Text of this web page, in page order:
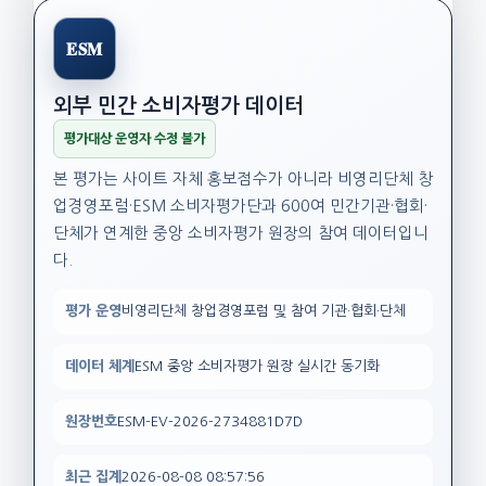
ESM
외부 민간 소비자평가 데이터
평가대상 운영자 수정 불가
본 평가는 사이트 자체 홍보점수가 아니라 비영리단체 창
업경영포럼·ESM 소비자평가단과 600여 민간기관·협회·
단체가 연계한 중앙 소비자평가 원장의 참여 데이터입니
다.
평가 운영비영리단체 창업경영포럼 및 참여 기관·협회·단체
데이터 체계 ESM 중앙 소비자평가 원장 실시간 동기화
원장번호ESM-EV-2026-2734881D7D
최근 집계 2026-08-08 08:57:56